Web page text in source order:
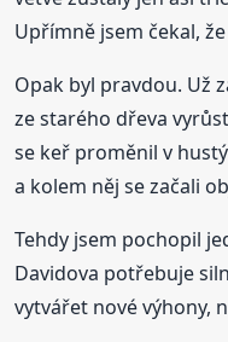
Upřímně jsem čekal,
Opak byl pravdou. Už
ze starého dřeva
se keř proměnil v
a kolem něj se začali
Tehdy jsem pochopil
Davidova potřebuje
vytvářet nové výhony,